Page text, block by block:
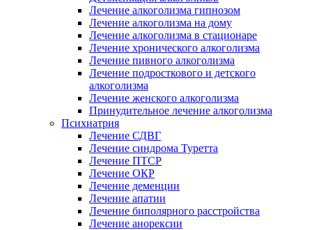
Лечение алкоголизма гипнозом
Лечение алкоголизма на дому
Лечение алкоголизма в стационаре
Лечение хронического алкоголизма
Лечение пивного алкоголизма
Лечение подросткового и детского
алкоголизма
Лечение женского алкоголизма
Принудительное лечение алкоголизма
Психиатрия
Лечение СДВГ
Лечение синдрома Туретта
Лечение ПТСР
Лечение ОКР
Лечение деменции
Лечение апатии
Лечение биполярного расстройства
Лечение анорексии